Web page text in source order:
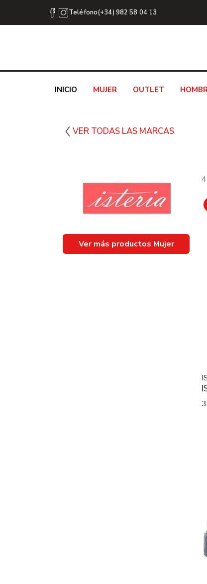
Teléfono(+34) 982 58 04 13
INICIO MUJER OUTLET
VER TODAS LAS MARCAS
Ver más productos Mujer